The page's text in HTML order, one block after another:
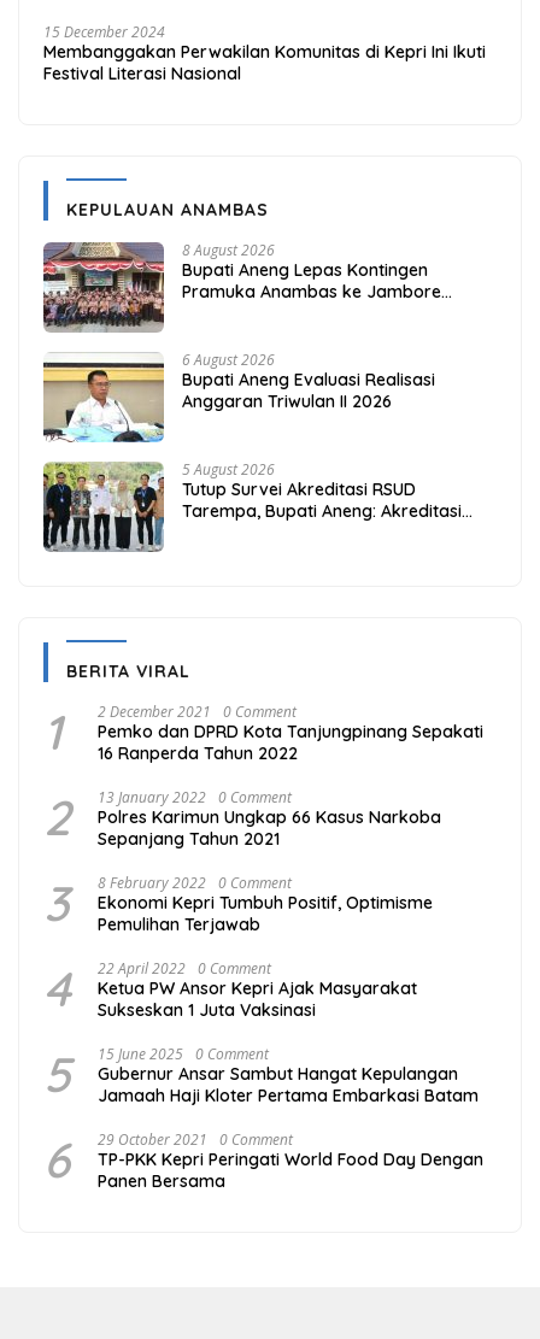
15 December 2024
Membanggakan Perwakilan Komunitas di Kepri Ini Ikuti
Festival Literasi Nasional
KEPULAUAN ANAMBAS
8 August 2026
Bupati Aneng Lepas Kontingen
Pramuka Anambas ke Jambore
6 August 2026
Bupati Aneng Evaluasi Realisasi
Anggaran Triwulan II 2026
5 August 2026
Tutup Survei Akreditasi RSUD
Tarempa, Bupati Aneng: Akreditasi
BERITA VIRAL
1 2 December 2021 0 Comment
Pemko dan DPRD Kota Tanjungpinang Sepakati
16 Ranperda Tahun 2022
2 13 January 2022 0 Comment
Polres Karimun Ungkap 66 Kasus Narkoba
Sepanjang Tahun 2021
3 8 February 2022 0 Comment
Ekonomi Kepri Tumbuh Positif, Optimisme
Pemulihan Terjawab
4 22 April 2022 0 Comment
Ketua PW Ansor Kepri Ajak Masyarakat
Sukseskan 1 Juta Vaksinasi
5 15 June 2025 0 Comment
Gubernur Ansar Sambut Hangat Kepulangan
Jamaah Haji Kloter Pertama Embarkasi Batam
6 29 October 2021 0 Comment
TP-PKK Kepri Peringati World Food Day Dengan
Panen Bersama